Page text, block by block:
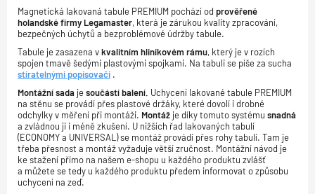
Magnetická lakovaná tabule PREMIUM pochází od prověřené
holandské firmy Legamaster, která je zárukou kvality zpracování,
bezpečných úchytů a bezproblémové údržby tabule.
Tabule je zasazena vkvalitním hliníkovém rámu, který je v rozích
spojen tmavě šedými plastovými spojkami. Na tabuli se píše za sucha
stíratelnými popisovači .
Montážní sada jesoučástí balení. Uchycení lakované tabule PREMIUM
na stěnu se provádí přes plastové držáky, které dovolí i drobné
odchylky v měření při montáži. Montáž je díky tomuto systému snadná
a zvládnou ji i méně zkušení. U nižších řad lakovaných tabulí
(ECONOMY a UNIVERSAL) se montáž provádí přes rohy tabulí. Tam je
třeba přesnost a montáž vyžaduje větší zručnost. Montážní návod je
ke stažení přímo na našem e-shopu u každého produktu zvlášť
a můžete se tedy u každého produktu předem informovat o způsobu
uchycení na zeď.